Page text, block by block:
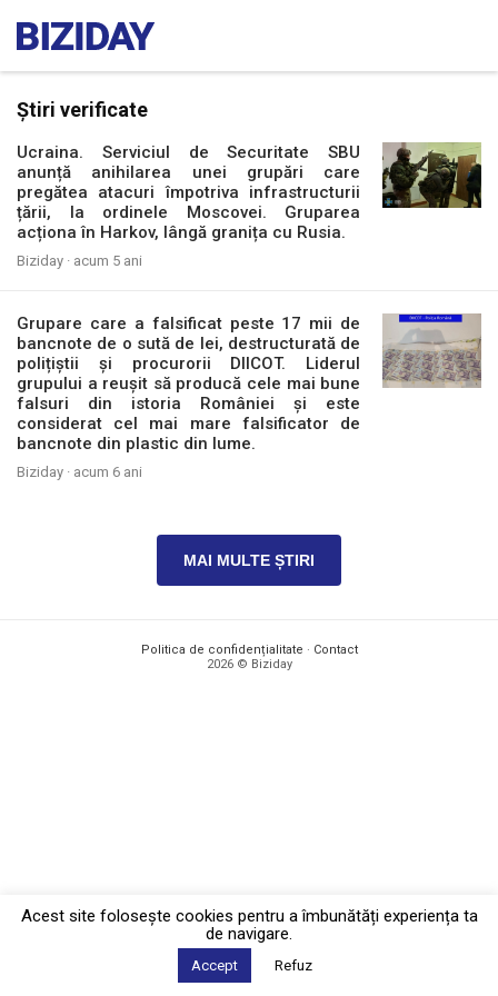
Știri verificate
Ucraina. Serviciul de Securitate SBU
anunță anihilarea unei grupări care
pregătea atacuri împotriva infrastructurii
țării, la ordinele Moscovei. Gruparea
acționa în Harkov, lângă granița cu Rusia.
Biziday · acum 5 ani
Grupare care a falsificat peste 17 mii de
bancnote de o sută de lei, destructurată de
polițiștii și procurorii DIICOT. Liderul
grupului a reușit să producă cele mai bune
falsuri din istoria României și este
considerat cel mai mare falsificator de
bancnote din plastic din lume.
Biziday · acum 6 ani
MAI MULTE ȘTIRI
Politica de confidențialitate · Contact
2026 © Biziday
Acest site foloseşte cookies pentru a îmbunătăți experiența ta
de navigare.
Accept Refuz